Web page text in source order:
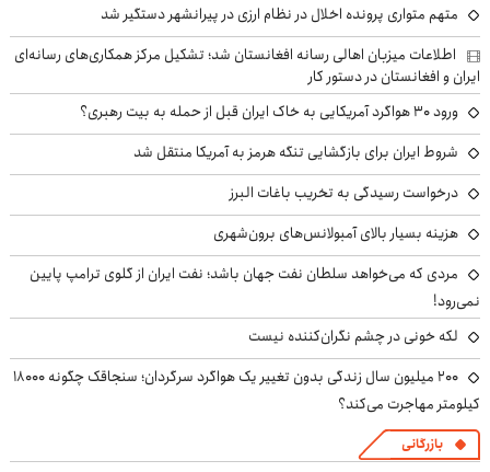
متهم متواری پرونده اخلال در نظام ارزی در پیرانشهر دستگیر شد
اطلاعات میزبان اهالی رسانه افغانستان شد؛ تشکیل مرکز همکاری‌های رسانه‌ای
ایران و افغانستان در دستور کار
ورود ۳۰ هواگرد آمریکایی به خاک ایران قبل از حمله به بیت رهبری؟
شروط ایران برای بازگشایی تنگه هرمز به آمریکا منتقل شد
درخواست رسیدگی به تخریب باغات البرز
هزینه بسیار بالای آمبولانس‌های برون‌شهری
مردی که می‌خواهد سلطان نفت جهان باشد؛ نفت ایران از گلوی ترامپ پایین
نمی‌رود!
لکه خونی در چشم نگران‌کننده نیست
۲۰۰ میلیون سال زندگی بدون تغییر یک هواگرد سرگردان؛ سنجاقک‌ چگونه ۱۸۰۰۰
کیلومتر مهاجرت می‌کند؟
بازرگانی